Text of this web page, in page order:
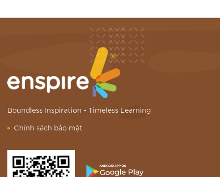
Boundless Inspiration - Timeless Learning
Chính sách bảo mật